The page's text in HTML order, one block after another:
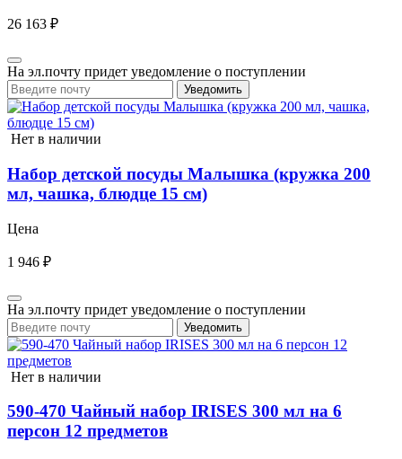
26 163 ₽
На эл.почту придет уведомление о поступлении
Уведомить
Нет в наличии
Набор детской посуды Малышка (кружка 200
мл, чашка, блюдце 15 см)
Цена
1 946 ₽
На эл.почту придет уведомление о поступлении
Уведомить
Нет в наличии
590-470 Чайный набор IRISES 300 мл на 6
персон 12 предметов